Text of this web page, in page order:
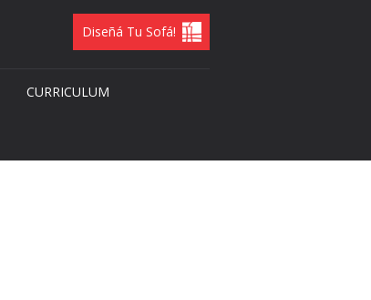
Diseñá Tu Sofá!
CURRICULUM